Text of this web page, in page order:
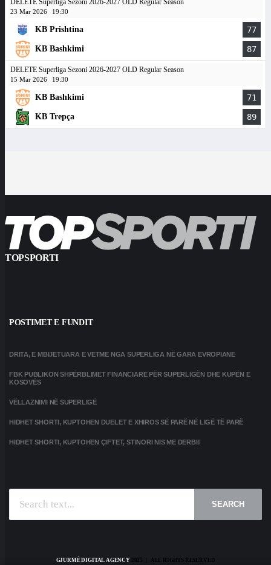
DELETE Superliga Sezoni 2026-2027 OLD Regular Season
23 Mar 2026 19:30
KB Prishtina 77
KB Bashkimi 87
DELETE Superliga Sezoni 2026-2027 OLD Regular Season
15 Mar 2026 19:30
KB Bashkimi 71
KB Trepça 89
TOPSPORTI
POSTIMET E FUNDIT
DRITA, E MBIJETUARA E VETME NGA SUPERLIGA NË GARA EVROPIANE
FBK PUBLIKON SHPËRBLIMET FINANCIARE PËR SUPERLIGËN DHE KUPËN E
KOSOVËS
VËLLAZNIMI NË SUPERLIGË
HIDHET SHORTI, KUPTOHEN DUELET E XHIROS SË PARË NË LIGË TË PARË
HIDHET SHORTI, KUPTOHEN ÇIFTET, STINORI NIS ME DERBI!
SEARCH
GJURMË DIGITAL AGENCY2025 | ALL RIGHTS RESERVED